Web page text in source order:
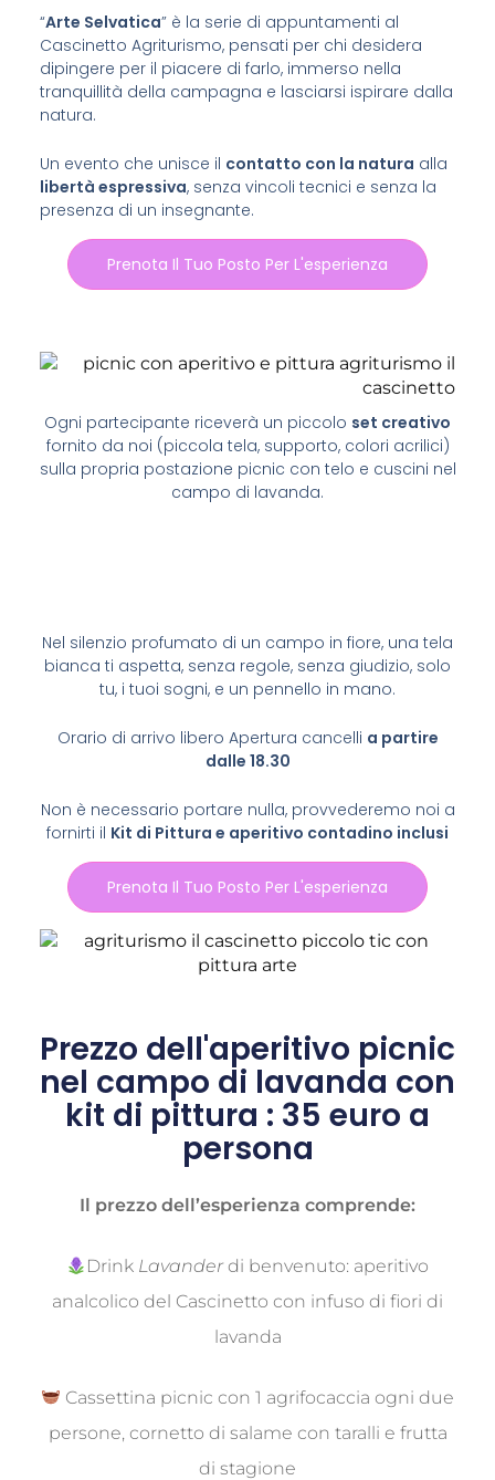
“Arte Selvatica” è la serie di appuntamenti al
Cascinetto Agriturismo, pensati per chi desidera
dipingere per il piacere di farlo, immerso nella
tranquillità della campagna e lasciarsi ispirare dalla
natura.
Un evento che unisce il contatto con la natura alla
libertà espressiva, senza vincoli tecnici e senza la
presenza di un insegnante.
Prenota Il Tuo Posto Per L'esperienza
Ogni partecipante riceverà un piccolo set creativo
fornito da noi (piccola tela, supporto, colori acrilici)
sulla propria postazione picnic con telo e cuscini nel
campo di lavanda.
Nel silenzio profumato di un campo in fiore, una tela
bianca ti aspetta, senza regole, senza giudizio, solo
tu, i tuoi sogni, e un pennello in mano.
Orario di arrivo libero Apertura cancelli a partire
dalle 18.30
Non è necessario portare nulla, provvederemo noi a
fornirti il Kit di Pittura e aperitivo contadino inclusi
Prenota Il Tuo Posto Per L'esperienza
Prezzo dell'aperitivo picnic
nel campo di lavanda con
kit di pittura : 35 euro a
persona
Il prezzo dell’esperienza comprende:
Drink Lavanderdi benvenuto: aperitivo
analcolico del Cascinetto con infuso di fiori di
lavanda
Cassettina picnic con 1 agrifocaccia ogni due
persone, cornetto di salame con taralli e frutta
di stagione